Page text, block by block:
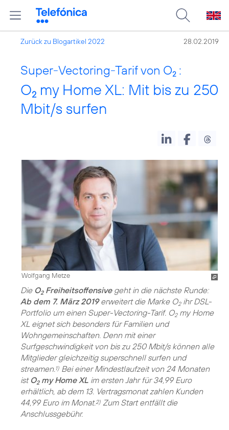
Zurück zu Blogartikel 2022 28.02.2019
Super-Vectoring-Tarif von O2 :
O2 my Home XL: Mit bis zu 250
Mbit/s surfen
Wolfgang Metze
Die O2Freiheitsoffensivegeht in die nächste Runde:
Ab dem 7. März 2019erweitert die Marke O2ihr DSL-
Portfolio um einen Super-Vectoring-Tarif. O2my Home
XL eignet sich besonders für Familien und
Wohngemeinschaften. Denn mit einer
Surfgeschwindigkeit von bis zu 250 Mbit/s können alle
Mitglieder gleichzeitig superschnell surfen und
streamen. 1) Bei einer Mindestlaufzeit von 24 Monaten
ist O2my Home XL im ersten Jahr für 34,99 Euro
erhältlich, ab dem 13. Vertragsmonat zahlen Kunden
44,99 Euro im Monat.2) Zum Start entfällt die
Anschlussgebühr.